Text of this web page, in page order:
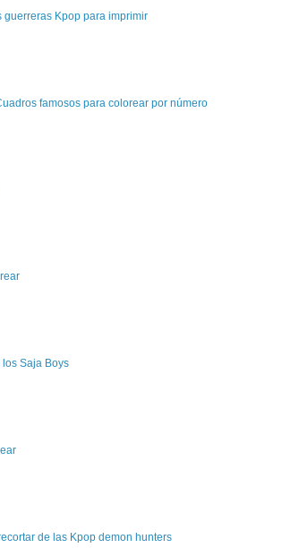
guerreras Kpop para imprimir
famosos para colorear por número
Saja Boys
de las Kpop demon hunters